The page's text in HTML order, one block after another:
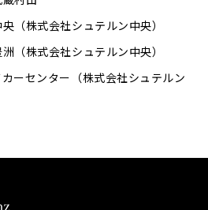
（株式会社シュテルン中央）
（株式会社シュテルン中央）
ーセンター（株式会社シュテルン